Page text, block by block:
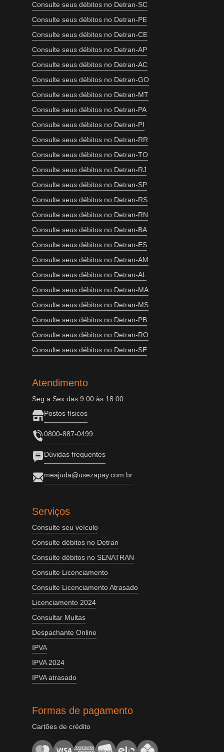
Consulte seus débitos no Detran-SC
Consulte seus débitos no Detran-PE
Consulte seus débitos no Detran-CE
Consulte seus débitos no Detran-AP
Consulte seus débitos no Detran-AC
Consulte seus débitos no Detran-GO
Consulte seus débitos no Detran-MT
Consulte seus débitos no Detran-PA
Consulte seus débitos no Detran-PI
Consulte seus débitos no Detran-RR
Consulte seus débitos no Detran-TO
Consulte seus débitos no Detran-RJ
Consulte seus débitos no Detran-SP
Consulte seus débitos no Detran-RS
Consulte seus débitos no Detran-RN
Consulte seus débitos no Detran-BA
Consulte seus débitos no Detran-ES
Consulte seus débitos no Detran-AM
Consulte seus débitos no Detran-AL
Consulte seus débitos no Detran-MA
Consulte seus débitos no Detran-MS
Consulte seus débitos no Detran-PB
Consulte seus débitos no Detran-RO
Consulte seus débitos no Detran-SE
Atendimento
Seg a Sex das 9:00 às 18:00
Postos físicos
0800-887-0499
Dúvidas frequentes
meajuda@usezapay.com.br
Serviços
Consulte seu veículo
Consulte débitos no Detran
Consulte débitos no SENATRAN
Consulte Licenciamento
Consulte Licenciamento Atrasado
Licenciamento 2024
Consultar Multas
Despachante Online
IPVA
IPVA 2024
IPVA atrasado
Formas de pagamento
Cartões de crédito